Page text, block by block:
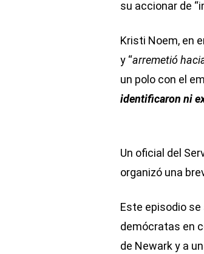
su accionar de
Kristi Noem, en
y “arremetió
un polo con el
identificaron ni
Un oficial del
organizó una
Este episodio
demócratas en
de Newark y a